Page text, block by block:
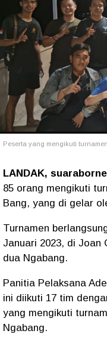
Peserta yang mengikuti
LANDAK,
85 orang mengikuti
Bang, yang di gelar
Turnamen
Januari 2023, di Joan
dua Ngabang.
Panitia Pelaksana
ini diikuti 17 tim
yang mengikuti
Ngabang.